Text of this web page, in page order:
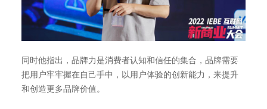
同时他指出，品牌力是消费者认知和信任的集合，品牌需要
把用户牢牢握在自己手中，以用户体验的创新能力，来提升
和创造更多品牌价值。